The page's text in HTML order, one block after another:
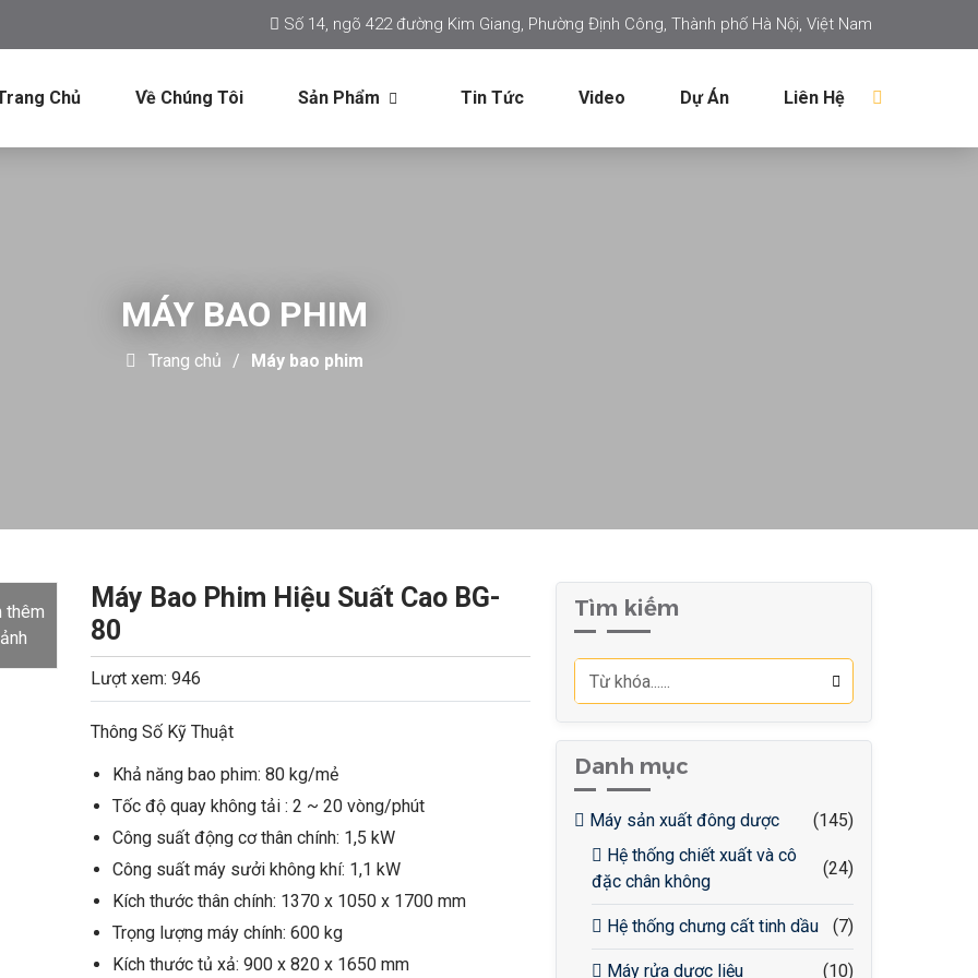
Số 14, ngõ 422 đường Kim Giang, Phường Định Công, Thành phố Hà Nội, Việt Nam
Chủ Về Chúng Tôi Sản Phẩm Tin Tức Video Dự Án Liên Hệ
MÁY BAO PHIM
Trang chủ Máy bao phim
thêm
Máy Bao Phim Hiệu Suất Cao BG-
80
Lượt xem: 946
Thông Số Kỹ Thuật
Khả năng bao phim: 80 kg/mẻ
Tốc độ quay không tải : 2 ~ 20 vòng/phút
Công suất động cơ thân chính: 1,5 kW
Công suất máy sưởi không khí: 1,1 kW
Kích thước thân chính: 1370 x 1050 x 1700 mm
Trọng lượng máy chính: 600 kg
Kích thước tủ xả: 900 x 820 x 1650 mm
Tìm kiếm
Danh mục
Máy sản xuất đông dược
(145)
Hệ thống chiết xuất và cô
đặc chân không
(24)
Hệ thống chưng cất tinh dầu (7)
Máy rửa dược liệu (10)